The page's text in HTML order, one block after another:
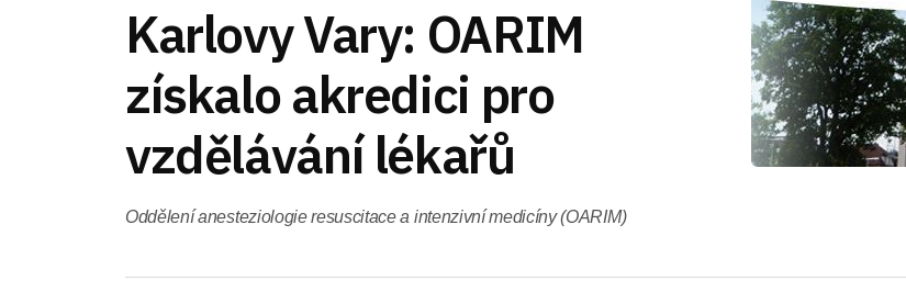
Karlovy Vary: OARIM
získalo akredici pro
vzdělávání lékařů
Oddělení anesteziologie resuscitace a intenzivní medicíny (OARIM)